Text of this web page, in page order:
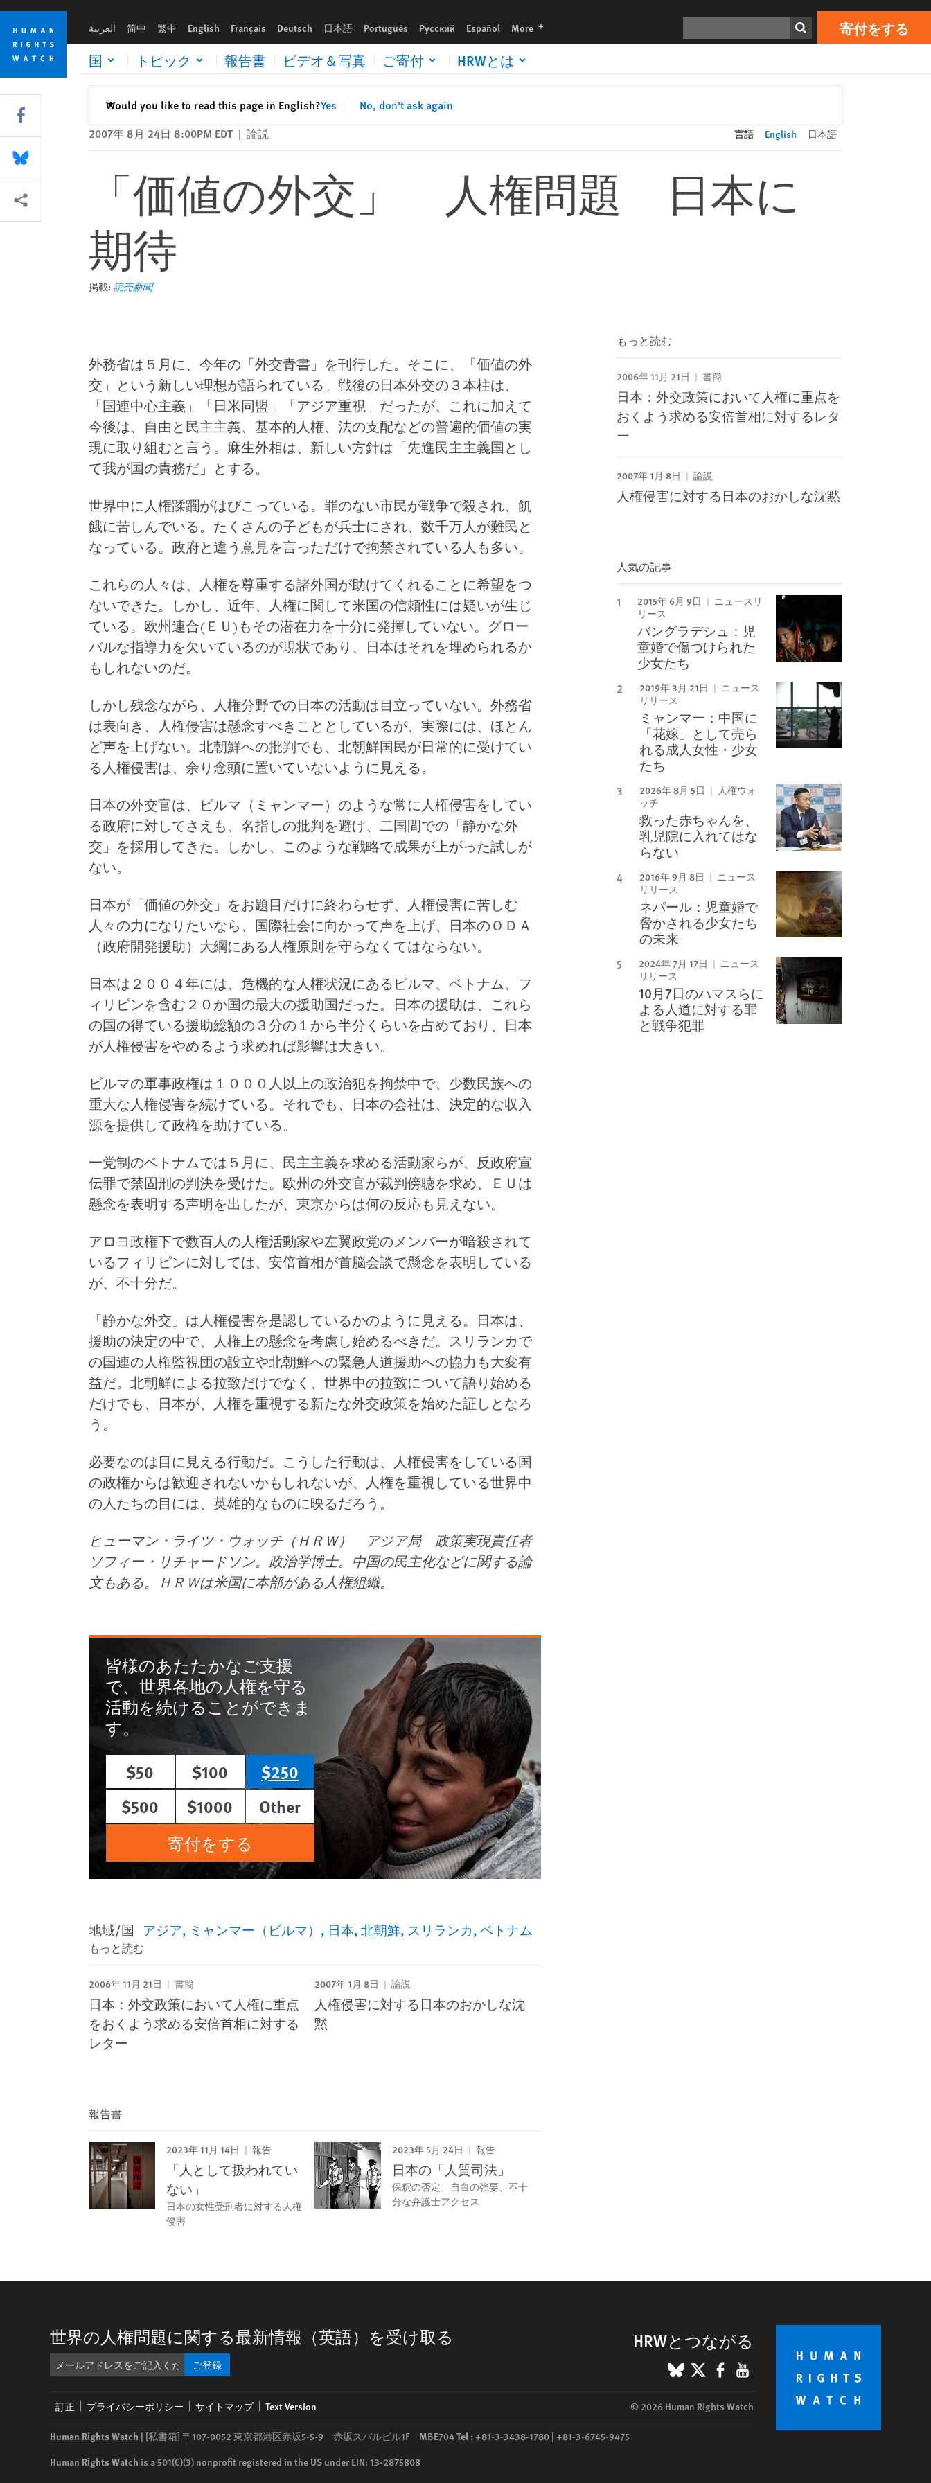
Skip
cookie
privacy
notice
Skip
main
content
العربية 简中 繁中 English Français Deutsch 日本語 Português Русский Español More languages 寄付をする
国 トピック 報告書 ビデオ＆写真 ご寄付 HRWとは
Would you like to read this page in English?Yes No, don't ask again
✕閉じる
Print 寄付をする
2007年 8月 24日 8:00PM EDT | 論説 言語 English 日本語
「価値の外交」 人権問題 日本に
期待
掲載: 読売新聞
外務省は５月に、今年の「外交青書」を刊行した。そこに、「価値の外
交」という新しい理想が語られている。戦後の日本外交の３本柱は、
「国連中心主義」「日米同盟」「アジア重視」だったが、これに加えて
今後は、自由と民主主義、基本的人権、法の支配などの普遍的価値の実
現に取り組むと言う。麻生外相は、新しい方針は「先進民主主義国とし
て我が国の責務だ」とする。
世界中に人権蹂躙がはびこっている。罪のない市民が戦争で殺され、飢
餓に苦しんでいる。たくさんの子どもが兵士にされ、数千万人が難民と
なっている。政府と違う意見を言っただけで拘禁されている人も多い。
これらの人々は、人権を尊重する諸外国が助けてくれることに希望をつ
ないできた。しかし、近年、人権に関して米国の信頼性には疑いが生じ
ている。欧州連合(ＥＵ)もその潜在力を十分に発揮していない。グロー
バルな指導力を欠いているのが現状であり、日本はそれを埋められるか
もしれないのだ。
しかし残念ながら、人権分野での日本の活動は目立っていない。外務省
は表向き、人権侵害は懸念すべきこととしているが、実際には、ほとん
ど声を上げない。北朝鮮への批判でも、北朝鮮国民が日常的に受けてい
る人権侵害は、余り念頭に置いていないように見える。
日本の外交官は、ビルマ（ミャンマー）のような常に人権侵害をしてい
る政府に対してさえも、名指しの批判を避け、二国間での「静かな外
交」を採用してきた。しかし、このような戦略で成果が上がった試しが
ない。
日本が「価値の外交」をお題目だけに終わらせず、人権侵害に苦しむ
人々の力になりたいなら、国際社会に向かって声を上げ、日本のＯＤＡ
（政府開発援助）大綱にある人権原則を守らなくてはならない。
日本は２００４年には、危機的な人権状況にあるビルマ、ベトナム、フ
ィリピンを含む２０か国の最大の援助国だった。日本の援助は、これら
の国の得ている援助総額の３分の１から半分くらいを占めており、日本
が人権侵害をやめるよう求めれば影響は大きい。
ビルマの軍事政権は１０００人以上の政治犯を拘禁中で、少数民族への
重大な人権侵害を続けている。それでも、日本の会社は、決定的な収入
源を提供して政権を助けている。
一党制のベトナムでは５月に、民主主義を求める活動家らが、反政府宣
伝罪で禁固刑の判決を受けた。欧州の外交官が裁判傍聴を求め、ＥＵは
懸念を表明する声明を出したが、東京からは何の反応も見えない。
アロヨ政権下で数百人の人権活動家や左翼政党のメンバーが暗殺されて
いるフィリピンに対しては、安倍首相が首脳会談で懸念を表明している
が、不十分だ。
「静かな外交」は人権侵害を是認しているかのように見える。日本は、
援助の決定の中で、人権上の懸念を考慮し始めるべきだ。スリランカで
の国連の人権監視団の設立や北朝鮮への緊急人道援助への協力も大変有
益だ。北朝鮮による拉致だけでなく、世界中の拉致について語り始める
だけでも、日本が、人権を重視する新たな外交政策を始めた証しとなろ
う。
必要なのは目に見える行動だ。こうした行動は、人権侵害をしている国
の政権からは歓迎されないかもしれないが、人権を重視している世界中
の人たちの目には、英雄的なものに映るだろう。
ヒューマン・ライツ・ウォッチ（ＨＲＷ） アジア局 政策実現責任者
ソフィー・リチャードソン。政治学博士。中国の民主化などに関する論
文もある。ＨＲＷは米国に本部がある人権組織。
皆様のあたたかなご支援
で、世界各地の人権を守る
活動を続けることができま
す。
$50
$100
$250
$500
$1000
Other
寄付をする
地域/国 アジア ミャンマー（ビルマ） 日本 北朝鮮 スリランカ ベトナム
もっと読む
2006年 11月 21日 書簡
日本：外交政策において人権に重点
をおくよう求める安倍首相に対する
レター
2007年 1月 8日 論説
人権侵害に対する日本のおかしな沈
黙
報告書
2023年 11月 14日 報告
「人として扱われてい
ない」
日本の女性受刑者に対する人権
侵害
2023年 5月 24日 報告
日本の「人質司法」
保釈の否定、自白の強要、不十
分な弁護士アクセス
もっと読む
2006年 11月 21日 書簡
日本：外交政策において人権に重点を
おくよう求める安倍首相に対するレタ
ー
2007年 1月 8日 論説
人権侵害に対する日本のおかしな沈黙
人気の記事
2015年 6月 9日
ニュースリ
リース
バングラデシュ：児
童婚で傷つけられた
少女たち
2019年 3月 21日
ニュース
リリース
ミャンマー：中国に
「花嫁」として売ら
れる成人女性・少女
たち
2026年 8月 5日
人権ウォ
ッチ
救った赤ちゃんを、
乳児院に入れてはな
らない
2016年 9月 8日
ニュース
リリース
ネパール：児童婚で
脅かされる少女たち
の未来
2024年 7月 17日
ニュース
リリース
10月7日のハマスらに
よる人道に対する罪
と戦争犯罪
Share this via Facebook
Share this via Bluesky
More sharing options
世界の人権問題に関する最新情報（英語）を受け取る
ご登録
HRWとつながる
BlueSky
X Facebook
YouTube
menu
訂正 プライバシーポリシー サイトマップ Text Version © 2026 Human Rights Watch
Human Rights Watch | [私書箱] 〒107-0052 東京都港区赤坂5-5-9 赤坂スバルビル1F MBE704Tel :+81-3-3438-1780 | +81-3-6745-9475
Human Rights Watch is a 501(C)(3) nonprofit registered in the US under EIN: 13-2875808